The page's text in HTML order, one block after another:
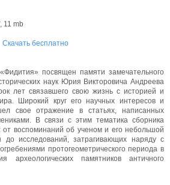
11 mb
Скачать бесплатно
посвящен памяти замечательного
наук Юрия Викторовича Андреева
лет связавшего свою жизнь с историей и
Широкий круг его научных интересов и
свое отражение в статьях, написанных
В связи с этим тематика сборника
от воспоминаний об ученом и его небольшой
до исследований, затрагивающих наряду с
протогеометрического периода в
археологических памятников античного